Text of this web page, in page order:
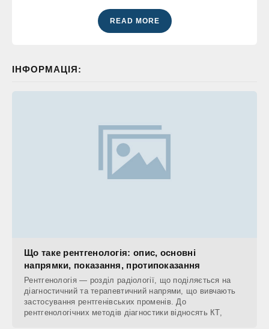
READ MORE
ІНФОРМАЦІЯ:
Що таке рентгенологія: опис, основні
напрямки, показання, протипоказання
Рентгенологія — розділ радіології, що поділяється на
діагностичний та терапевтичний напрями, що вивчають
застосування рентгенівських променів. До
рентгенологічних методів діагностики відносять КТ,